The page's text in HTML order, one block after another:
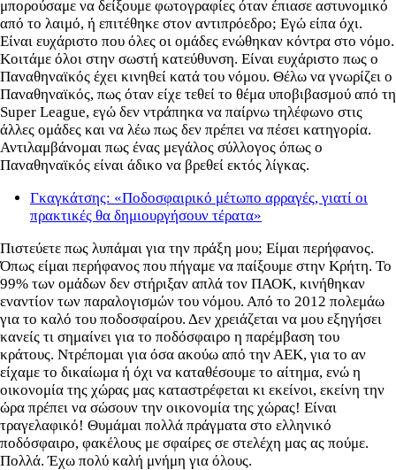
μπορούσαμε να δείξουμε φωτογραφίες όταν έπιασε αστυνομικό
από το λαιμό, ή επιτέθηκε στον αντιπρόεδρο; Εγώ είπα όχι.
Είναι ευχάριστο που όλες οι ομάδες ενώθηκαν κόντρα στο νόμο.
Κοιτάμε όλοι στην σωστή κατεύθυνση. Είναι ευχάριστο πως ο
Παναθηναϊκός έχει κινηθεί κατά του νόμου. Θέλω να γνωρίζει ο
Παναθηναϊκός, πως όταν είχε τεθεί το θέμα υποβιβασμού από τη
Super League, εγώ δεν ντράπηκα να παίρνω τηλέφωνο στις
άλλες ομάδες και να λέω πως δεν πρέπει να πέσει κατηγορία.
Αντιλαμβάνομαι πως ένας μεγάλος σύλλογος όπως ο
Παναθηναϊκός είναι άδικο να βρεθεί εκτός λίγκας.
Γκαγκάτσης: «Ποδοσφαιρικό μέτωπο αρραγές, γιατί οι
πρακτικές θα δημιουργήσουν τέρατα»
Πιστεύετε πως λυπάμαι για την πράξη μου; Είμαι περήφανος.
Όπως είμαι περήφανος που πήγαμε να παίξουμε στην Κρήτη. Το
99% των ομάδων δεν στήριξαν απλά τον ΠΑΟΚ, κινήθηκαν
εναντίον των παραλογισμών του νόμου. Από το 2012 πολεμάω
για το καλό του ποδοσφαίρου. Δεν χρειάζεται να μου εξηγήσει
κανείς τι σημαίνει για το ποδόσφαιρο η παρέμβαση του
κράτους. Ντρέπομαι για όσα ακούω από την ΑΕΚ, για το αν
είχαμε το δικαίωμα ή όχι να καταθέσουμε το αίτημα, ενώ η
οικονομία της χώρας μας καταστρέφεται κι εκείνοι, εκείνη την
ώρα πρέπει να σώσουν την οικονομία της χώρας! Είναι
τραγελαφικό! Θυμάμαι πολλά πράγματα στο ελληνικό
ποδόσφαιρο, φακέλους με σφαίρες σε στελέχη μας ας πούμε.
Πολλά. Έχω πολύ καλή μνήμη για όλους.